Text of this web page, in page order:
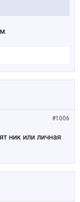
#1006
ник или личная